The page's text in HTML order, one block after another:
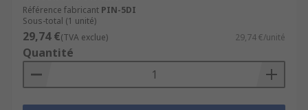
Référence fabricant PIN-5DI
Sous-total (1 unité)
29,74 €(TVA exclue) 29,74 €/unité
Quantité